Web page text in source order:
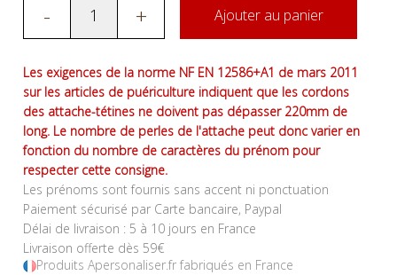
- + Ajouter au panier
Les exigences de la norme NF EN 12586+A1 de mars 2011
sur les articles de puériculture indiquent que les cordons
des attache-tétines ne doivent pas dépasser 220mm de
long. Le nombre de perles de l'attache peut donc varier en
fonction du nombre de caractères du prénom pour
respecter cette consigne.
Les prénoms sont fournis sans accent ni ponctuation
Paiement sécurisé par Carte bancaire, Paypal
Délai de livraison : 5 à 10 jours en France
Livraison offerte dès 59€
Produits Apersonaliser.fr fabriqués en France